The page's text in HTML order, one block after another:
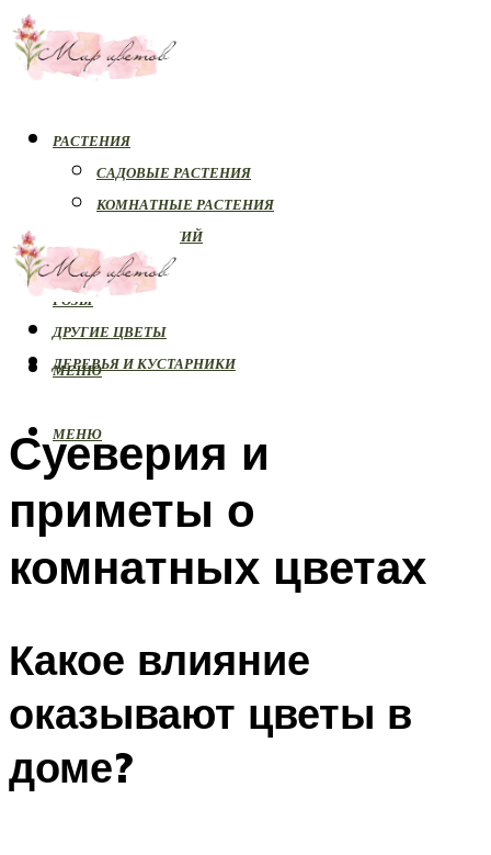
РАСТЕНИЯ
САДОВЫЕ РАСТЕНИЯ
КОМНАТНЫЕ РАСТЕНИЯ
БОЛЕЗНИ РАСТЕНИЙ
ОРХИДЕИ
РОЗЫ
ДРУГИЕ ЦВЕТЫ
ДЕРЕВЬЯ И КУСТАРНИКИ
МЕНЮ
МЕНЮ
Суеверия и
приметы о
комнатных цветах
Какое влияние
оказывают цветы в
доме?